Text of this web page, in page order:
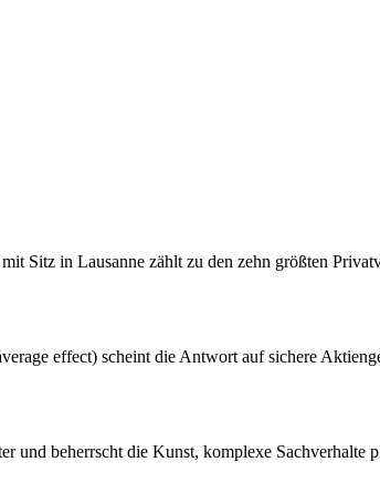
Sitz in Lausanne zählt zu den zehn größten
effect) scheint die Antwort auf sichere
und beherrscht die Kunst, komplexe